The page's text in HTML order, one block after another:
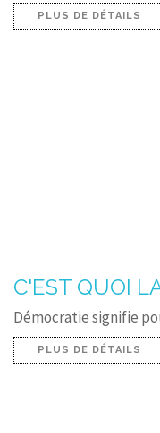
PLUS DE DÉTAILS
C'EST QUOI
Démocratie signifie
PLUS DE DÉTAILS